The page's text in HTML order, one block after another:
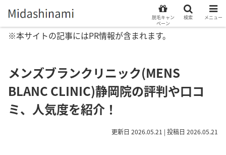
※本サイトの記事にはPR情報が含まれます。
メンズブランクリニック(MENS
BLANC CLINIC)静岡院の評判や口コ
ミ、人気度を紹介！
更新日 2026.05.21 | 投稿日 2026.05.21
脱毛キャン
ペーン
検索 メニュー